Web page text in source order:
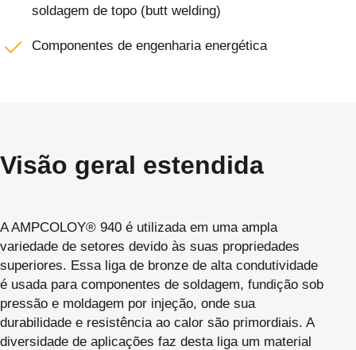
soldagem de topo (butt welding)
Componentes de engenharia energética
Visão geral estendida
A AMPCOLOY® 940 é utilizada em uma ampla
variedade de setores devido às suas propriedades
superiores. Essa liga de bronze de alta condutividade
é usada para componentes de soldagem, fundição sob
pressão e moldagem por injeção, onde sua
durabilidade e resistência ao calor são primordiais. A
diversidade de aplicações faz desta liga um material